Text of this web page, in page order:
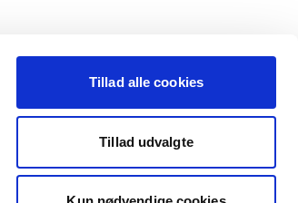
Tillad alle cookies
Tillad udvalgte